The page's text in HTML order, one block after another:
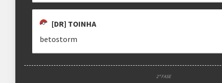
[DR] TOINHA
betostorm
2ª FASE